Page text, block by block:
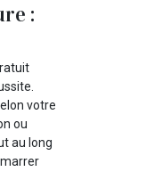
:
votre
ou
au long